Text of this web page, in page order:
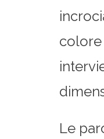
colore
Le